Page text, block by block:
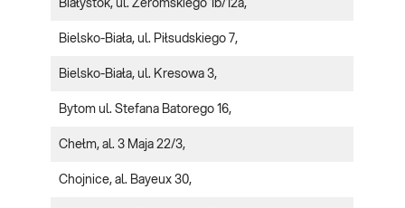
Białystok, ul. Żeromskiego 1b/12a,
Bielsko-Biała, ul. Piłsudskiego 7,
Bielsko-Biała, ul. Kresowa 3,
Bytom ul. Stefana Batorego 16,
Chełm, al. 3 Maja 22/3,
Chojnice, al. Bayeux 30,